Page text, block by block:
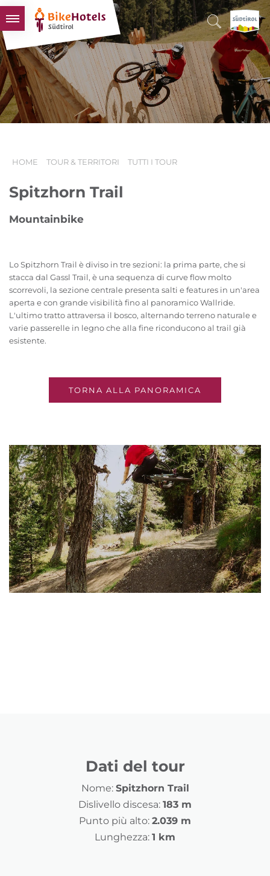
BIKEHOTELS
HOTELS & PACCHETTI
TOUR & TERRITORI
L'ALTO ADIGE & NOI
HOME TOUR & TERRITORI TUTTI I TOUR
Spitzhorn Trail
Mountainbike
Lo Spitzhorn Trail è diviso in tre sezioni: la prima parte, che si
stacca dal Gassl Trail, è una sequenza di curve flow molto
scorrevoli, la sezione centrale presenta salti e features in un'area
aperta e con grande visibilità fino al panoramico Wallride.
L'ultimo tratto attraversa il bosco, alternando terreno naturale e
varie passerelle in legno che alla fine riconducono al trail già
esistente.
TORNA ALLA PANORAMICA
Dati del tour
Nome: Spitzhorn Trail
Dislivello discesa: 183 m
Punto più alto: 2.039 m
Lunghezza: 1 km